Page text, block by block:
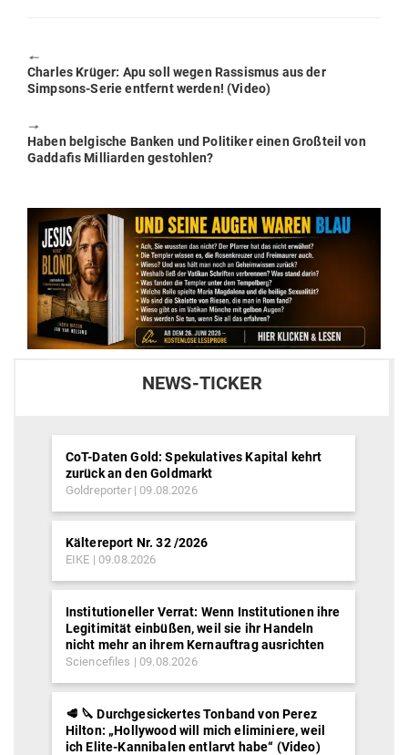
🠔
Previous
post:
Charles Krüger: Apu soll wegen Ras­sismus aus der
Simpsons-Serie ent­fernt werden! (Video)
🠖
Next
post:
Haben bel­gische Banken und Poli­tiker einen Großteil von
Gad­dafis Mil­li­arden gestohlen?
NEWS-TICKER
CoT-Daten Gold: Spekulatives Kapital kehrt
zurück an den Goldmarkt
Goldreporter 09.08.2026
Kältereport Nr. 32 /2026
EIKE 09.08.2026
Institutioneller Verrat: Wenn Institutionen ihre
Legitimität einbüßen, weil sie ihr Handeln
nicht mehr an ihrem Kernauftrag ausrichten
Sciencefiles 09.08.2026
🥩 🔪 Durchgesickertes Tonband von Perez
Hilton: „Hollywood will mich eliminiere, weil
ich Elite-Kannibalen entlarvt habe“ (Video)